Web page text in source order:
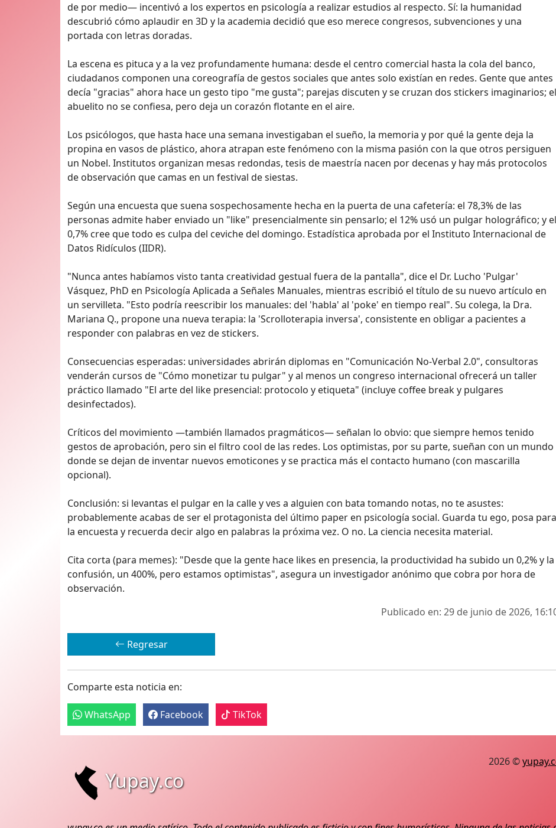
de por medio— incentivó a los expertos en psicología a realizar estudios al respecto. Sí: la humanidad
descubrió cómo aplaudir en 3D y la academia decidió que eso merece congresos, subvenciones y una
portada con letras doradas.
La escena es pituca y a la vez profundamente humana: desde el centro comercial hasta la cola del banco,
ciudadanos componen una coreografía de gestos sociales que antes solo existían en redes. Gente que antes
decía "gracias" ahora hace un gesto tipo "me gusta"; parejas discuten y se cruzan dos stickers imaginarios; el
abuelito no se confiesa, pero deja un corazón flotante en el aire.
Los psicólogos, que hasta hace una semana investigaban el sueño, la memoria y por qué la gente deja la
propina en vasos de plástico, ahora atrapan este fenómeno con la misma pasión con la que otros persiguen
un Nobel. Institutos organizan mesas redondas, tesis de maestría nacen por decenas y hay más protocolos
de observación que camas en un festival de siestas.
Según una encuesta que suena sospechosamente hecha en la puerta de una cafetería: el 78,3% de las
personas admite haber enviado un "like" presencialmente sin pensarlo; el 12% usó un pulgar holográfico; y el
0,7% cree que todo es culpa del ceviche del domingo. Estadística aprobada por el Instituto Internacional de
Datos Ridículos (IIDR).
"Nunca antes habíamos visto tanta creatividad gestual fuera de la pantalla", dice el Dr. Lucho 'Pulgar'
Vásquez, PhD en Psicología Aplicada a Señales Manuales, mientras escribió el título de su nuevo artículo en
un servilleta. "Esto podría reescribir los manuales: del 'habla' al 'poke' en tiempo real". Su colega, la Dra.
Mariana Q., propone una nueva terapia: la 'Scrolloterapia inversa', consistente en obligar a pacientes a
responder con palabras en vez de stickers.
Consecuencias esperadas: universidades abrirán diplomas en "Comunicación No-Verbal 2.0", consultoras
venderán cursos de "Cómo monetizar tu pulgar" y al menos un congreso internacional ofrecerá un taller
práctico llamado "El arte del like presencial: protocolo y etiqueta" (incluye coffee break y pulgares
desinfectados).
Críticos del movimiento —también llamados pragmáticos— señalan lo obvio: que siempre hemos tenido
gestos de aprobación, pero sin el filtro cool de las redes. Los optimistas, por su parte, sueñan con un mundo
donde se dejan de inventar nuevos emoticones y se practica más el contacto humano (con mascarilla
opcional).
Conclusión: si levantas el pulgar en la calle y ves a alguien con bata tomando notas, no te asustes:
probablemente acabas de ser el protagonista del último paper en psicología social. Guarda tu ego, posa para
la encuesta y recuerda decir algo en palabras la próxima vez. O no. La ciencia necesita material.
Cita corta (para memes): "Desde que la gente hace likes en presencia, la productividad ha subido un 0,2% y la
confusión, un 400%, pero estamos optimistas", asegura un investigador anónimo que cobra por hora de
observación.
Publicado en: 29 de junio de 2026,
Regresar
Comparte esta noticia en:
WhatsApp Facebook TikTok
Yupay.co
2026 ©